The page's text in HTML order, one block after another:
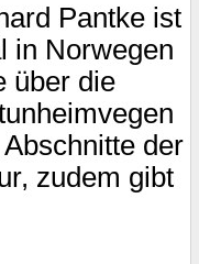
Pantke ist
in Norwegen
über die
der
zudem gibt